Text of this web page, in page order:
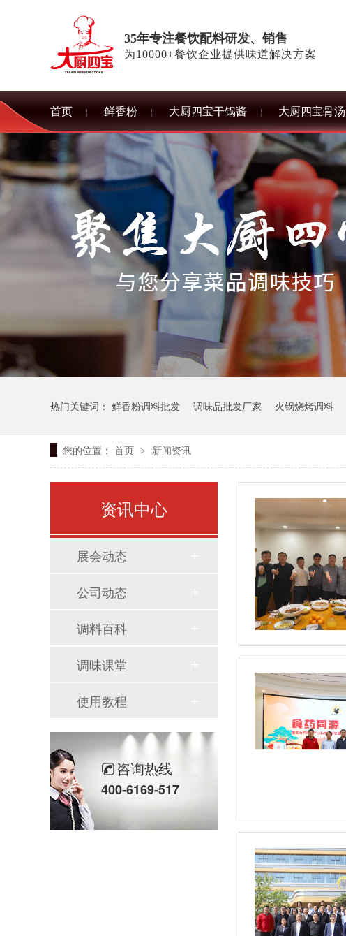
35年专注餐饮配料研发、销售
为10000+餐饮企业提供味道解决方案
首页 鲜香粉 大厨四宝干锅酱 大厨四宝骨汤
热门关键词： 鲜香粉调料批发 调味品批发厂家 火锅烧烤调料
您的位置： 首页 > 新闻资讯
资讯中心
展会动态
公司动态
调料百科
调味课堂
使用教程
咨询热线
400-6169-517